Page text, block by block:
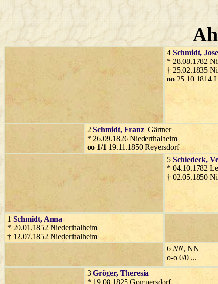
4 Schmidt,
* 28.08.1782
† 25.02.1835
oo 25.10.1814
2 Schmidt, Franz, Gärtner
* 26.09.1826 Niederthalheim
oo 1/1 19.11.1850 Reyersdorf
5 Schiedeck,
* 04.10.1782
† 02.05.1850
1 Schmidt, Anna
* 20.01.1852 Niederthalheim
† 12.07.1852 Niederthalheim
6 NN, NN
o-o 0/0 ...
3 Gröger, Theresia
* 19.08.1825 Gompersdorf